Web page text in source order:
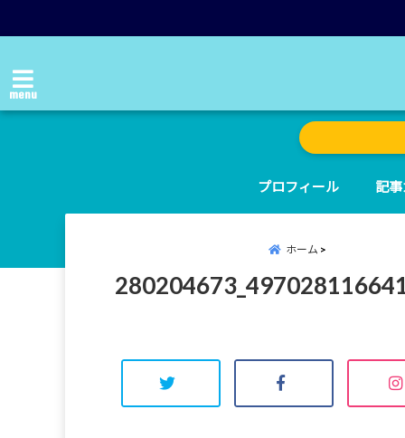
menu
プロフィール 記
ホーム